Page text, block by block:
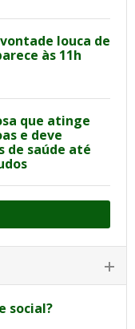
louca de
às 11h
que atinge
e deve
de saúde até
social?